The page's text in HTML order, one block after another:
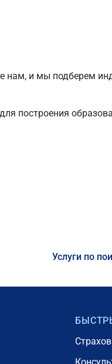
нам, и мы подберем
для построения
Услуги по